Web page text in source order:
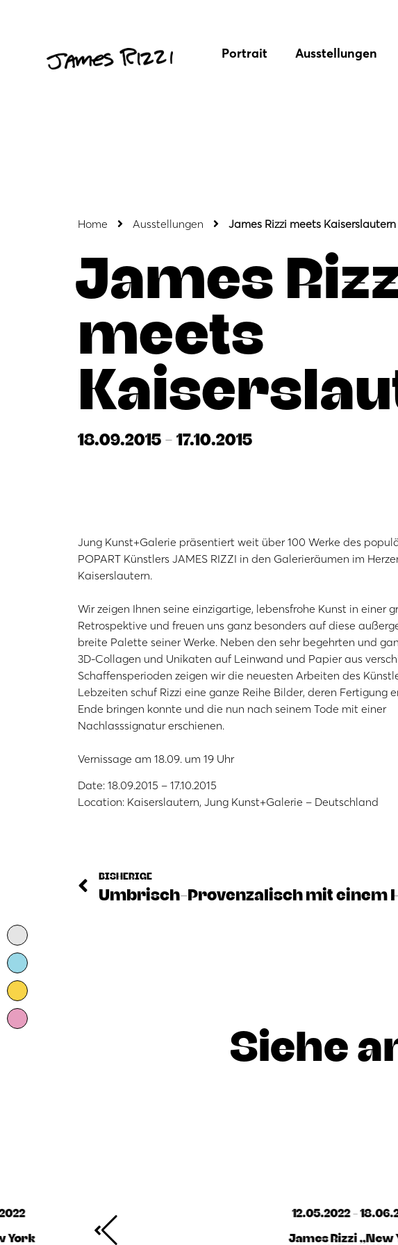
Portrait Ausstellungen
Home Ausstellungen James Rizzi meets Kaiserslautern
James
meets
18.09.2015 - 17.10.2015
Jung Kunst+Galerie präsentiert weit über 100 Werke des
POPART Künstlers JAMES RIZZI in den Galerieräumen im
Kaiserslautern.
Wir zeigen Ihnen seine einzigartige, lebensfrohe Kunst in einer
Retrospektive und freuen uns ganz besonders auf diese
breite Palette seiner Werke. Neben den sehr begehrten und
3D-Collagen und Unikaten auf Leinwand und Papier aus
Schaffensperioden zeigen wir die neuesten Arbeiten des
Lebzeiten schuf Rizzi eine ganze Reihe Bilder, deren Fertigung
Ende bringen konnte und die nun nach seinem Tode mit einer
Nachlasssignatur erschienen.
Vernissage am 18.09. um 19 Uhr
Date: 18.09.2015 – 17.10.2015
Location: Kaiserslautern, Jung Kunst+Galerie – Deutschland
BISHERIGE
Siehe
York
12.05.2022 -
James Rizzi „New